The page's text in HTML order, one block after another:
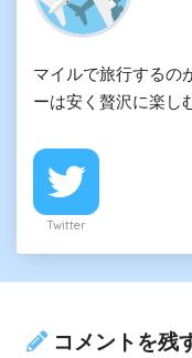
マイルで旅行するの
ーは安く贅沢に楽し
Twitter
コメントを残